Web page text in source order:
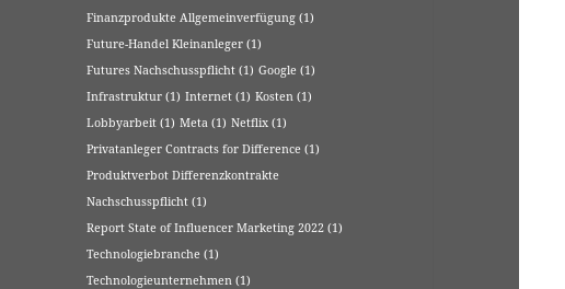
Finanzprodukte Allgemeinverfügung (1)
Future-Handel Kleinanleger (1)
Futures Nachschusspflicht (1) Google (1)
Infrastruktur (1) Internet (1) Kosten (1)
Lobbyarbeit (1) Meta (1) Netflix (1)
Privatanleger Contracts for Difference (1)
Produktverbot Differenzkontrakte
Nachschusspflicht (1)
Report State of Influencer Marketing 2022 (1)
Technologiebranche (1)
Technologieunternehmen (1)